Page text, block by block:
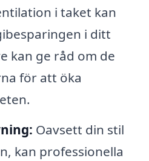
i taket kan
i ditt
kan ge råd om de
för att öka
Oavsett din stil
kan professionella